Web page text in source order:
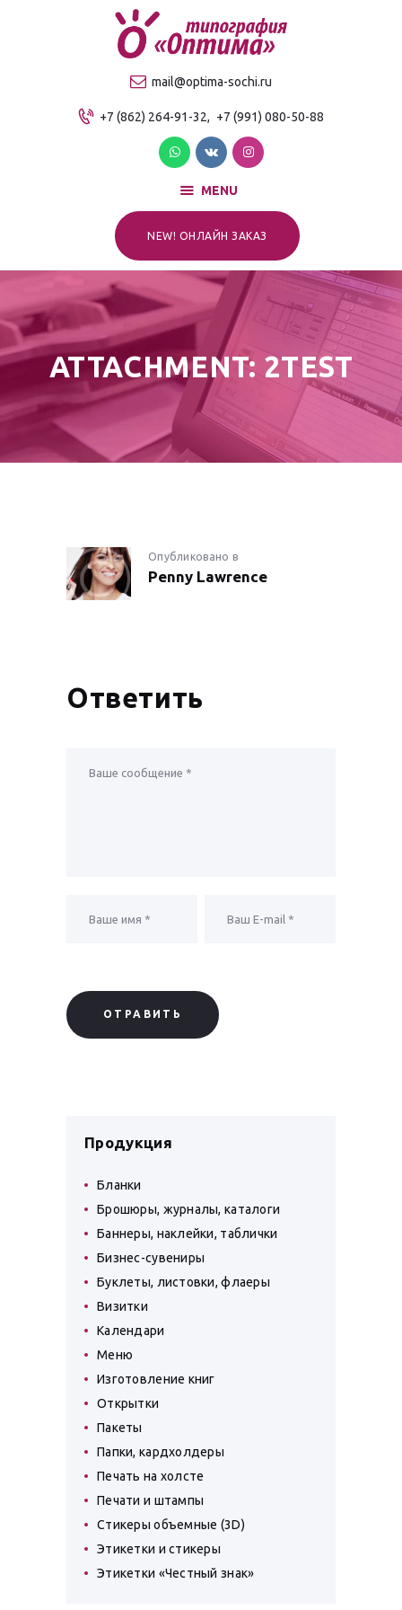
mail@optima-sochi.ru
+7 (862) 264-91-32, +7 (991) 080-50-88
MENU
NEW! ОНЛАЙН ЗАКАЗ
ATTACHMENT: 2TEST
Качественная типография в Сочи
О компании
Продукция
Услуги
Прайс-лист
Для клиентов
НАВИГАЦИЯ
ПО
Опубликовано вПредыдущая
запись:
Penny Lawrence
Ответить
Продукция
Бланки
Брошюры, журналы, каталоги
Баннеры, наклейки, таблички
Бизнес-сувениры
Буклеты, листовки, флаеры
Визитки
Календари
Меню
Изготовление книг
Открытки
Пакеты
Папки, кардхолдеры
Печать на холсте
Печати и штампы
Стикеры объемные (3D)
Этикетки и стикеры
Этикетки «Честный знак»